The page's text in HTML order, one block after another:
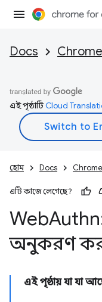
Docs
এই পৃষ্ঠাটিCloud
হোম Docs
এটি কাজে লেগেছে?
WebAuthn:
অনুকরণ
এই পৃষ্ঠায় যা যা